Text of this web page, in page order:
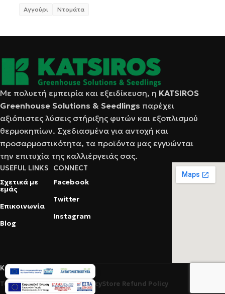
Αγγούρι Ντομάτα
Με πολυετή εμπειρία και εξειδίκευση, η KATSIRΟS
Greenhouse Solutions & Seedlings παρέχει
αξιόπιστες λύσεις στήριξης φυτών και εξοπλισμού
θερμοκηπίων. Σχεδιασμένα για αντοχή και
προσαρμοστικότητα, τα προϊόντα μας εγγυώνται
την επιτυχία της καλλιέργειάς σας.
USEFUL LINKS
Σχετικά με
εμάς
Επικοινωνία
Blog
CONNECT
Facebook
Twitter
Instagram
KATSIROS © 2025
Terms Of ServicePrivacy PolicyStore Refund Policy